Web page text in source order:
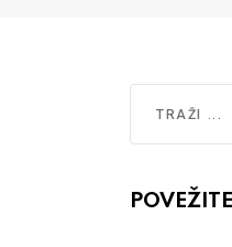
Type 2 or